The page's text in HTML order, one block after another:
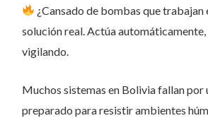
¿Cansado de bombas que trabajan
solución real. Actúa
vigilando.
Muchos sistemas en Bolivia fallan
preparado para resistir ambientes